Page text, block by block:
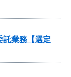
託業務【選定